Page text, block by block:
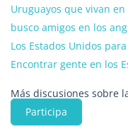
Uruguayos que vivan en
busco amigos en los
Los Estados Unidos
Encontrar gente en los
Más discusiones sobre
Participa